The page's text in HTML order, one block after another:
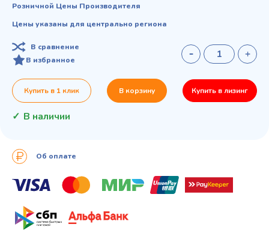
Розничной Цены Производителя
Цены указаны для центрально региона
В сравнение
В избранное
Купить в 1 клик В корзину Купить в лизинг
В наличии
Об оплате